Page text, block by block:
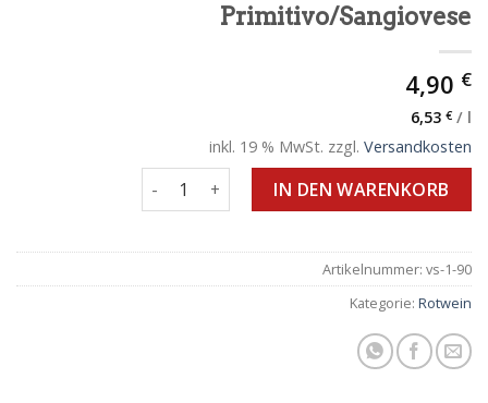
Primitivo/Sangiovese
4,90 €
6,53 € / l
inkl. 19 % MwSt. zzgl. Versandkosten
Primitivo/Sangiovese MengeIN DEN WARENKORB
Artikelnummer: vs-1-90
Kategorie: Rotwein